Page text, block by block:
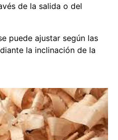
de la salida o del
puede ajustar según las
la inclinación de la